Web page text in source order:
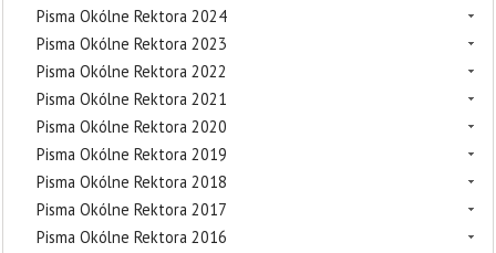
Pisma Okólne Rektora 2024
Pisma Okólne Rektora 2023
Pisma Okólne Rektora 2022
Pisma Okólne Rektora 2021
Pisma Okólne Rektora 2020
Pisma Okólne Rektora 2019
Pisma Okólne Rektora 2018
Pisma Okólne Rektora 2017
Pisma Okólne Rektora 2016